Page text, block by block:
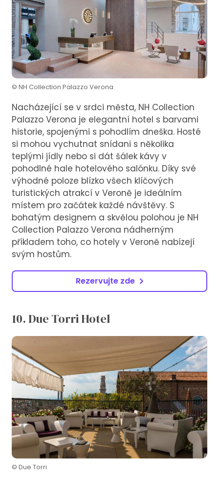
© NH Collection Palazzo Verona
Nacházející se v srdci města, NH Collection
Palazzo Verona je elegantní hotel s barvami
historie, spojenými s pohodlím dneška. Hosté
si mohou vychutnat snídani s několika
teplými jídly nebo si dát šálek kávy v
pohodlné hale hotelového salónku. Díky své
výhodné poloze blízko všech klíčových
turistických atrakcí v Veroně je ideálním
místem pro začátek každé návštěvy. S
bohatým designem a skvělou polohou je NH
Collection Palazzo Verona nádherným
příkladem toho, co hotely v Veroně nabízejí
svým hostům.
Rezervujte zde
10. Due Torri Hotel
© Due Torri